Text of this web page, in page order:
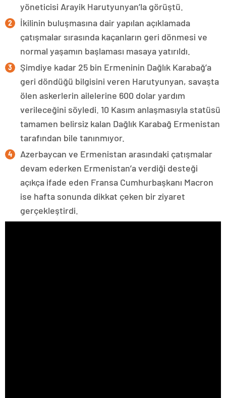
yöneticisi Arayik Harutyunyan’la görüştü.
İkilinin buluşmasına dair yapılan açıklamada
çatışmalar sırasında kaçanların geri dönmesi ve
normal yaşamın başlaması masaya yatırıldı.
Şimdiye kadar 25 bin Ermeninin Dağlık Karabağ’a
geri döndüğü bilgisini veren Harutyunyan, savaşta
ölen askerlerin ailelerine 600 dolar yardım
verileceğini söyledi. 10 Kasım anlaşmasıyla statüsü
tamamen belirsiz kalan Dağlık Karabağ Ermenistan
tarafından bile tanınmıyor.
Azerbaycan ve Ermenistan arasındaki çatışmalar
devam ederken Ermenistan’a verdiği desteği
açıkça ifade eden Fransa Cumhurbaşkanı Macron
ise hafta sonunda dikkat çeken bir ziyaret
gerçekleştirdi.